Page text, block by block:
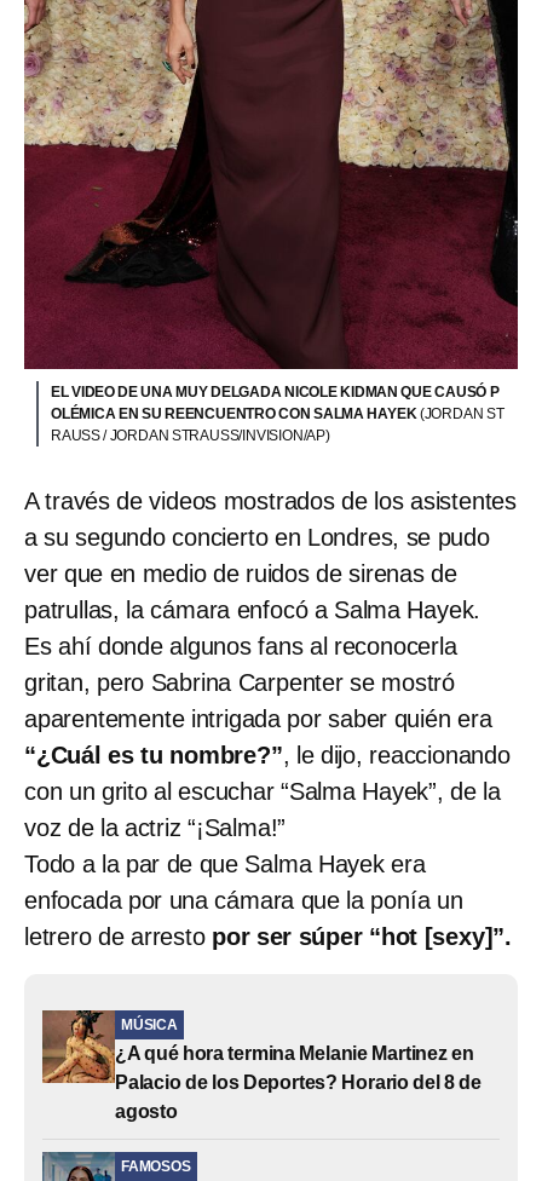
EL VIDEO DE UNA MUY DELGADA NICOLE KIDMAN QUE CAUSÓ P
OLÉMICA EN SU REENCUENTRO CON SALMA HAYEK(JORDAN ST
RAUSS / JORDAN STRAUSS/INVISION/AP)
A través de videos mostrados de los asistentes
a su segundo concierto en Londres, se pudo
ver que en medio de ruidos de sirenas de
patrullas, la cámara enfocó a Salma Hayek.
Es ahí donde algunos fans al reconocerla
gritan, pero Sabrina Carpenter se mostró
aparentemente intrigada por saber quién era
“¿Cuál es tu nombre?”, le dijo, reaccionando
con un grito al escuchar “Salma Hayek”, de la
voz de la actriz “¡Salma!”
Todo a la par de que Salma Hayek era
enfocada por una cámara que la ponía un
letrero de arresto por ser súper “hot [sexy]”.
MÚSICA
¿A qué hora termina Melanie Martinez en
Palacio de los Deportes? Horario del 8 de
agosto
FAMOSOS